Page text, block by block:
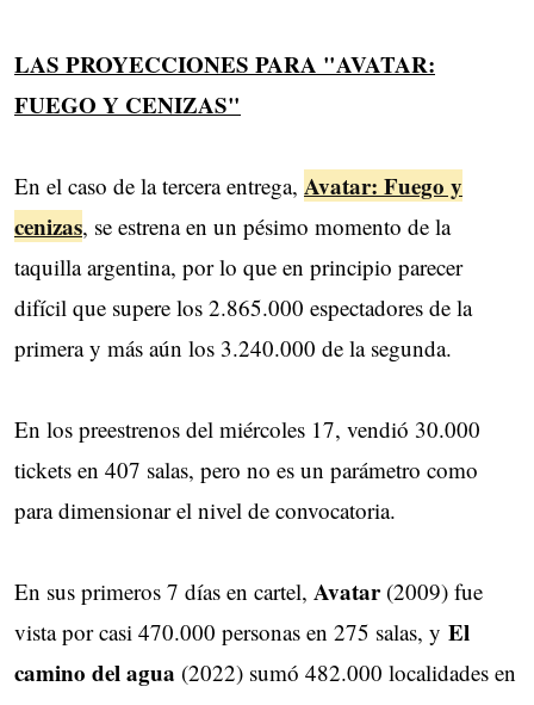
LAS PROYECCIONES PARA "AVATAR:
FUEGO Y CENIZAS"
En el caso de la tercera entrega, Avatar: Fuego y
cenizas, se estrena en un pésimo momento de la
taquilla argentina, por lo que en principio parecer
difícil que supere los 2.865.000 espectadores de la
primera y más aún los 3.240.000 de la segunda.
En los preestrenos del miércoles 17, vendió 30.000
tickets en 407 salas, pero no es un parámetro como
para dimensionar el nivel de convocatoria.
En sus primeros 7 días en cartel, Avatar(2009) fue
vista por casi 470.000 personas en 275 salas, y El
camino del agua (2022) sumó 482.000 localidades en